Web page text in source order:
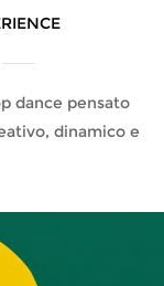
dance pensato
dinamico e